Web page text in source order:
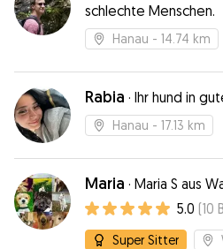
schlechte Menschen.
Hanau - 14.74 km
Rabia · Ihr hund in
Hanau - 17.13 km
Maria · Maria S aus
5.0 (10
Super Sitter